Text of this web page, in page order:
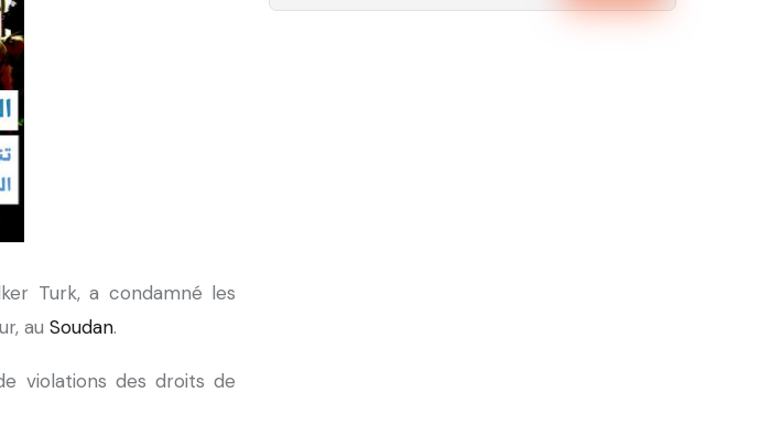
Turk, a condamné les
au Soudan.
violations des droits de